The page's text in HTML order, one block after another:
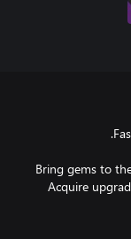
Bring gems to
Acquire